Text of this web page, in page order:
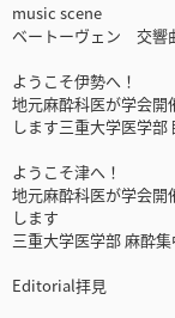
music scene
ベートーヴェン 交
ようこそ伊勢へ！
地元麻酔科医が学会
します三重大学医学
ようこそ津へ！
地元麻酔科医が学会
します
三重大学医学部 麻酔
Editorial拝見